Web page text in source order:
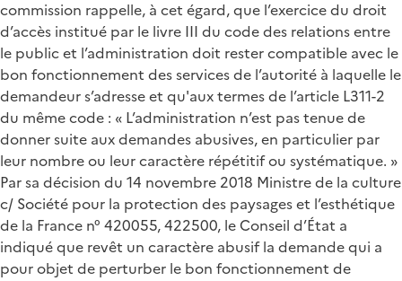
commission rappelle, à cet égard, que l’exercice du droit
d’accès institué par le livre III du code des relations entre
le public et l’administration doit rester compatible avec le
bon fonctionnement des services de l’autorité à laquelle le
demandeur s’adresse et qu'aux termes de l’article L311-2
du même code : « L’administration n’est pas tenue de
donner suite aux demandes abusives, en particulier par
leur nombre ou leur caractère répétitif ou systématique. »
Par sa décision du 14 novembre 2018 Ministre de la culture
c/ Société pour la protection des paysages et l’esthétique
de la France n° 420055, 422500, le Conseil d’État a
indiqué que revêt un caractère abusif la demande qui a
pour objet de perturber le bon fonctionnement de